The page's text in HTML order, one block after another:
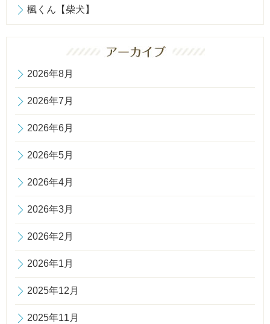
楓くん【柴犬】
2026年8月
2026年7月
2026年6月
2026年5月
2026年4月
2026年3月
2026年2月
2026年1月
2025年12月
2025年11月